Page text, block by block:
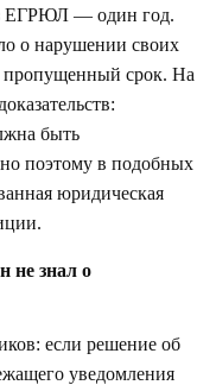
ЕГРЮЛ — один год.
о нарушении своих
пропущенный срок. На
быть
поэтому в подобных
юридическая
не знал о
если решение об
уведомления